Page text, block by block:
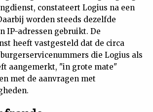
constateert Logius na een
worden steeds dezelfde
IP-adressen gebruikt. De
heeft vastgesteld dat de circa
die Logius als
aangemerkt, "in grote mate"
met de aanvragen met